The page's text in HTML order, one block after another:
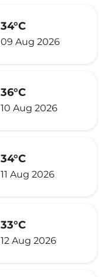
34°C
09 Aug 2026
36°C
10 Aug 2026
34°C
11 Aug 2026
33°C
12 Aug 2026